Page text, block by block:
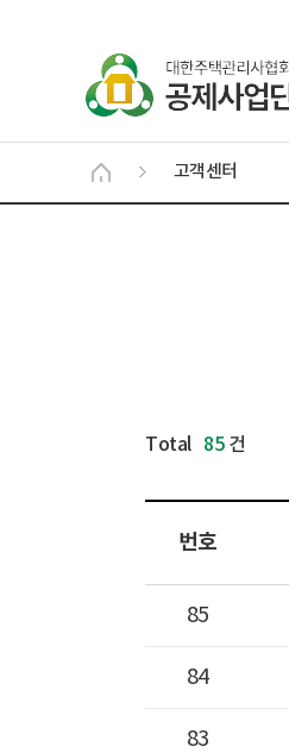
고객센터
Total 85 건
번호
85
84
83